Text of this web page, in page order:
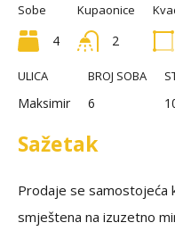
Sobe
4
Kupaonice
2
ULICA
Maksimir
BROJ SOBA
6
Sažetak
Prodaje se samostojeća
smještena na izuzetno